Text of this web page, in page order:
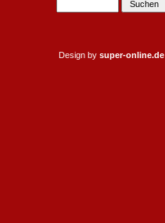
Design by super-online.de